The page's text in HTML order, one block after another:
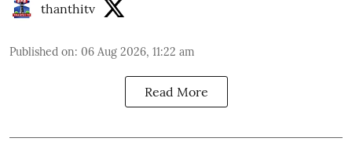
thanthitv
Published on: 06 Aug 2026, 11:22 am
Read More